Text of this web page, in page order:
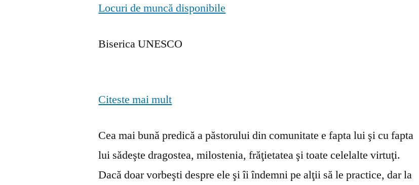
Locuri de muncă disponibile
Biserica UNESCO
Citeste mai mult
Cea mai bună predică a păstorului din comunitate e fapta lui şi cu fapta
lui sădeşte dragostea, milostenia, frăţietatea şi toate celelalte virtuţi.
Dacă doar vorbeşti despre ele şi îi îndemni pe alţii să le practice, dar la